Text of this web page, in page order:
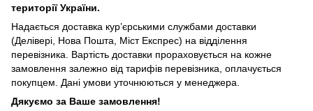
території України.
Надається доставка кур’єрськими службами доставки
(Делівері, Нова Пошта, Міст Експрес) на відділення
перевізника. Вартість доставки прораховується на кожне
замовлення залежно від тарифів перевізника, оплачується
покупцем. Дані умови уточнюються у менеджера.
Дякуємо за Ваше замовлення!